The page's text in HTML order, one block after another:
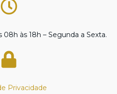
às 18h – Segunda a Sexta.
Privacidade